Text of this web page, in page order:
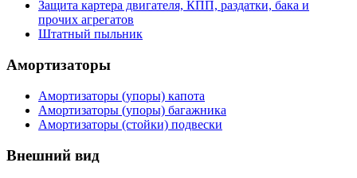
Защита картера двигателя, КПП, раздатки, бака и
прочих агрегатов
Штатный пыльник
Амортизаторы
Амортизаторы (упоры) капота
Амортизаторы (упоры) багажника
Амортизаторы (стойки) подвески
Внешний вид